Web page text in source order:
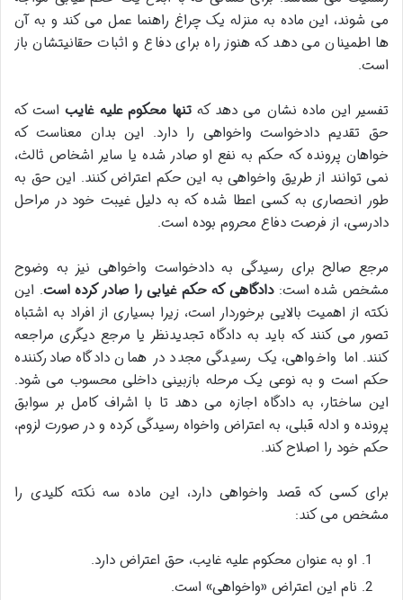
می شوند، این ماده به منزله یک چراغ راهنما عمل می کند و به آن
ها اطمینان می دهد که هنوز راه برای دفاع و اثبات حقانیتشان باز
است.
تفسیر این ماده نشان می دهد کهتنها محکوم علیه غایباست که
حق تقدیم دادخواست واخواهی را دارد. این بدان معناست که
خواهان پرونده که حکم به نفع او صادر شده یا سایر اشخاص ثالث،
نمی توانند از طریق واخواهی به این حکم اعتراض کنند. این حق به
طور انحصاری به کسی اعطا شده که به دلیل غیبت خود در مراحل
دادرسی، از فرصت دفاع محروم بوده است.
مرجع صالح برای رسیدگی به دادخواست واخواهی نیز به وضوح
مشخص شده است:دادگاهی که حکم غیابی را صادر کرده است. این
نکته از اهمیت بالایی برخوردار است، زیرا بسیاری از افراد به اشتباه
تصور می کنند که باید به دادگاه تجدیدنظر یا مرجع دیگری مراجعه
کنند. اما واخواهی، یک رسیدگی مجدد در همان دادگاه صادرکننده
حکم است و به نوعی یک مرحله بازبینی داخلی محسوب می شود.
این ساختار، به دادگاه اجازه می دهد تا با اشراف کامل بر سوابق
پرونده و ادله قبلی، به اعتراض واخواه رسیدگی کرده و در صورت لزوم،
حکم خود را اصلاح کند.
برای کسی که قصد واخواهی دارد، این ماده سه نکته کلیدی را
مشخص می کند:
او به عنوان محکوم علیه غایب، حق اعتراض دارد.
نام این اعتراض «واخواهی» است.